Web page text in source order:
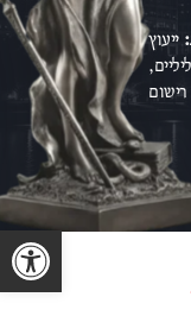
ייעוץ
פתח סרגל נגישות